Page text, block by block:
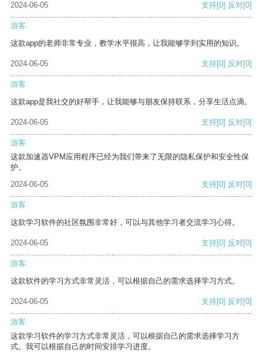
2024-06-05 支持[0] 反对[0]
游客
这款app的老师非常专业，教学水平很高，让我能够学到实用的知识。
2024-06-05 支持[0] 反对[0]
游客
这款app是我社交的好帮手，让我能够与朋友保持联系，分享生活点滴。
2024-06-05 支持[0] 反对[0]
游客
这款加速器VPM应用程序已经为我们带来了无限的隐私保护和安全性保
护。
2024-06-05
支持[0] 反对[0]
游客
这款学习软件的社区氛围非常好，可以与其他学习者交流学习心得。
2024-06-05 支持[0] 反对[0]
游客
这款软件的学习方式非常灵活，可以根据自己的需求选择学习方式。
2024-06-05 支持[0] 反对[0]
游客
这款学习软件的学习方式非常灵活，可以根据自己的需求选择学习方
式。我可以根据自己的时间安排学习进度。